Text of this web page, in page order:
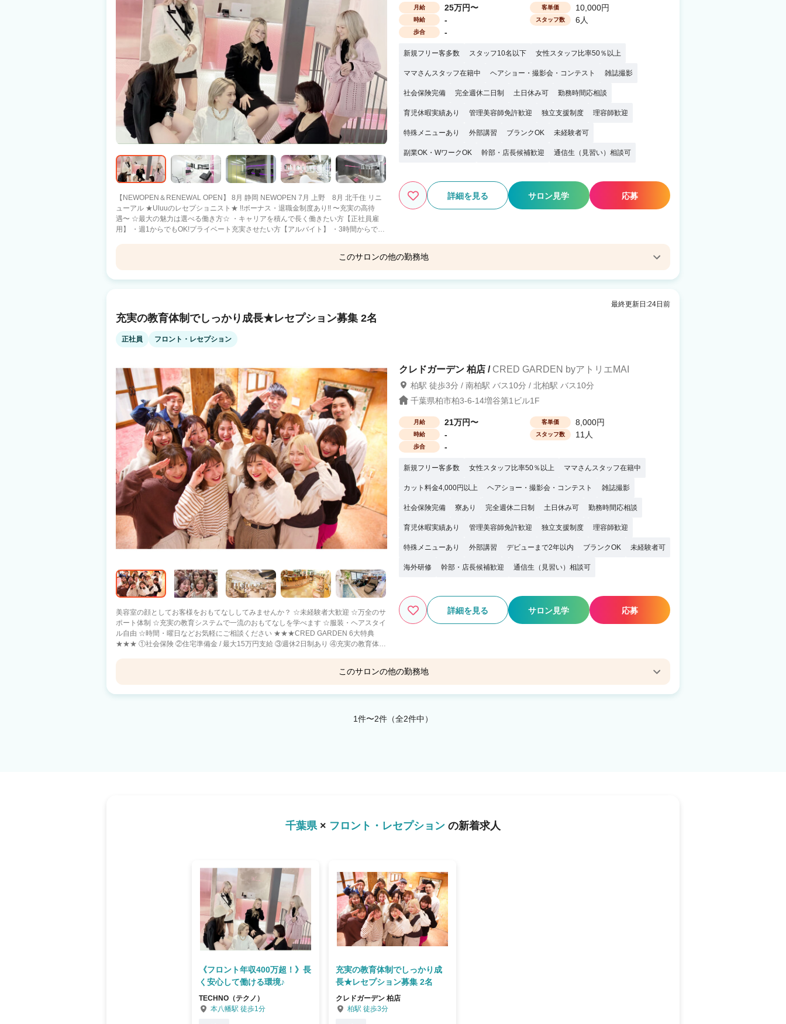
【NEWOPEN＆RENEWAL OPEN】 8月 静岡 NEWOPEN 7月 上野 8月 北千住 リニ
ューアル ★Uluuのレセプショニスト★ !!ボーナス・退職金制度あり!! 〜充実の高待
遇〜 ☆最大の魅力は選べる働き方☆ ・キャリアを積んで長く働きたい方【正社員雇
用】 ・週1からでもOK!プライベート充実させたい方【アルバイト】 ・3時間からでも
ではないけれど長く安心して勤めたい! 稼いで自立したい! 手厚い福利厚生を選びたい!
の成長に繋げたい方をUluuは歓迎します♪♪ 学歴・資格は一切問いません。 ～東京・千
年金 ◆雇用保険 ◆労災保険 ◆有休/バースデイ休暇 ◆携帯代補助 ◆ボーナス/退職金
制度あり ◆役職手当 Uluuではあなたの〝どのように働きたいか〟を大切にします。
お気軽にお問い合わせください♪
月給 25万円〜 客単価 10,000円
時給 - スタッフ数 6人
歩合 -
新規フリー客多数 スタッフ10名以下 女性スタッフ比率50％以上
ママさんスタッフ在籍中 ヘアショー・撮影会・コンテスト 雑誌撮影
社会保険完備 完全週休二日制 土日休み可 勤務時間応相談
育児休暇実績あり 管理美容師免許歓迎 独立支援制度 理容師歓迎
特殊メニューあり 外部講習 ブランクOK 未経験者可
副業OK・WワークOK 幹部・店長候補歓迎 通信生（見習い）相談可
詳細を見る サロン見学 応募
このサロンの他の勤務地
KIIA（キア） NUDII（ヌディ） MIUMU（ミウム）
BELTIL（ベティル）
津田沼駅 徒歩3分
最終更新日:24日前
充実の教育体制でしっかり成長★レセプション募集 2名
正社員 フロント・レセプション
美容室の顔としてお客様をおもてなししてみませんか？ ☆未経験者大歓迎 ☆万全のサ
ポート体制 ☆充実の教育システムで一流のおもてなしを学べます ☆服装・ヘアスタイ
ル自由 ☆時間・曜日などお気軽にご相談ください ★★★CRED GARDEN 6大特典
★★★ ①社会保険 ②住宅準備金 / 最大15万円支給 ③週休2日制あり ④充実の教育体制
クレドガーデン 柏店 / CRED GARDEN byアトリエMAI
柏駅 徒歩3分 / 南柏駅 バス10分 / 北柏駅 バス10分
千葉県柏市柏3-6-14増谷第1ビル1F
月給 21万円〜 客単価 8,000円
時給 - スタッフ数 11人
歩合 -
新規フリー客多数 女性スタッフ比率50％以上 ママさんスタッフ在籍中
カット料金4,000円以上 ヘアショー・撮影会・コンテスト 雑誌撮影
社会保険完備 寮あり 完全週休二日制 土日休み可 勤務時間応相談
育児休暇実績あり 管理美容師免許歓迎 独立支援制度 理容師歓迎
特殊メニューあり 外部講習 デビューまで2年以内 ブランクOK 未経験者可
海外研修 幹部・店長候補歓迎 通信生（見習い）相談可
詳細を見る サロン見学 応募
このサロンの他の勤務地
グランアージュ 船橋南口店 グランアージュ 柏店
1件〜2件（全2件中）
千葉県× フロント・レセプション の新着求人
《フロント年収400万超！》長
く安心して働ける環境♪
TECHNO（テクノ）
本八幡駅 徒歩1分
充実の教育体制でしっかり成
長★レセプション募集 2名
クレドガーデン 柏店
柏駅 徒歩3分